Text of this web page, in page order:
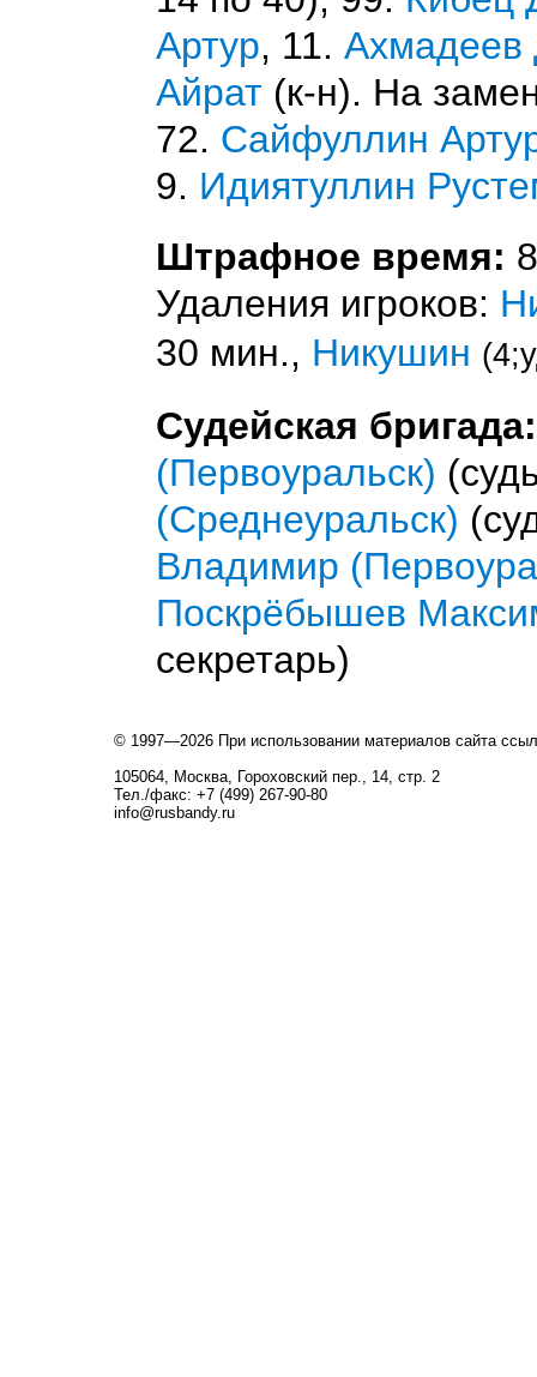
Артур, 11. Ахмадеев
Айрат (к-н). На
72. Сайфуллин
9. Идиятуллин
Штрафное время:
Удаления игроков:
30 мин., Никушин
Судейская бригада:
(Первоуральск)
(Среднеуральск)
Владимир
Поскрёбышев
секретарь)
© 1997—2026 При использовании материалов сайта
105064, Москва, Гороховский пер., 14, стр. 2
Тел./факс: +7 (499) 267-90-80
info@rusbandy.ru